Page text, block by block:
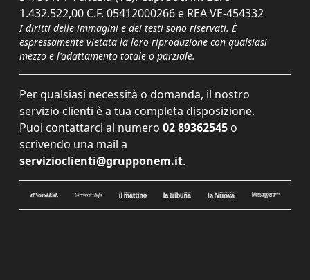
1.432.522,00 C.F. 05412000266 e REA VE-454332
I diritti delle immagini e dei testi sono riservati. È
espressamente vietata la loro riproduzione con qualsiasi
mezzo e l'adattamento totale o parziale.
Per qualsiasi necessità o domanda, il nostro
servizio clienti è a tua completa disposizione.
Puoi contattarci al numero 02 89362545 o
scrivendo una mail a
servizioclienti@grupponem.it.